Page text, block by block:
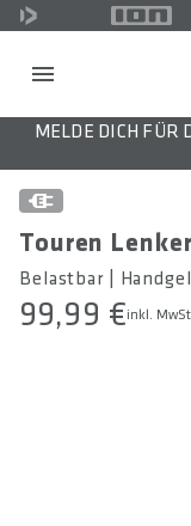
MELDE DICH FÜR
Touren
Belastbar |
99,99 €inkl.